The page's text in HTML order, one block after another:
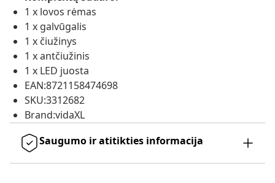
1 x lovos rėmas
1 x galvūgalis
1 x čiužinys
1 x antčiužinis
1 x LED juosta
EAN:8721158474698
SKU:3312682
Brand:vidaXL
Saugumo ir atitikties informacija